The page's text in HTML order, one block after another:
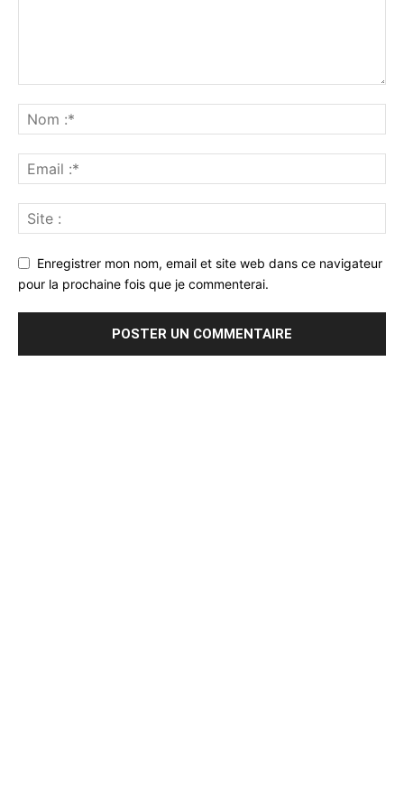
Enregistrer mon nom, email et site web dans ce navigateur
pour la prochaine fois que je commenterai.